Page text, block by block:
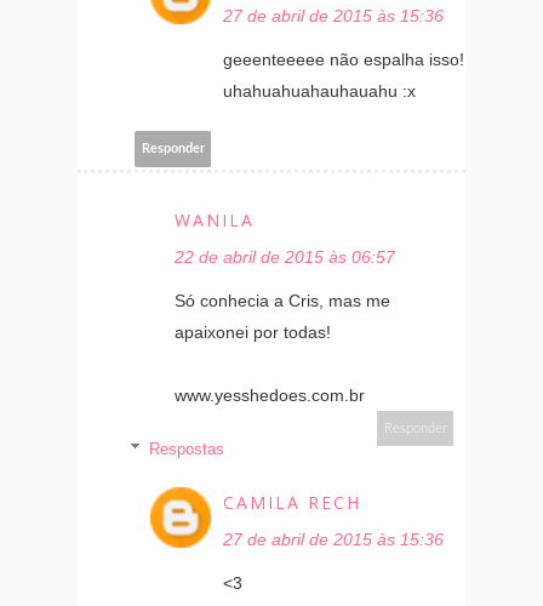
27 de abril de 2015 às 15:36
geeenteeeee não espalha isso!
uhahuahuahauhauahu :x
Responder
WANILA
22 de abril de 2015 às 06:57
Só conhecia a Cris, mas me
apaixonei por todas!
www.yesshedoes.com.br
Responder
Respostas
CAMILA RECH
27 de abril de 2015 às 15:36
<3